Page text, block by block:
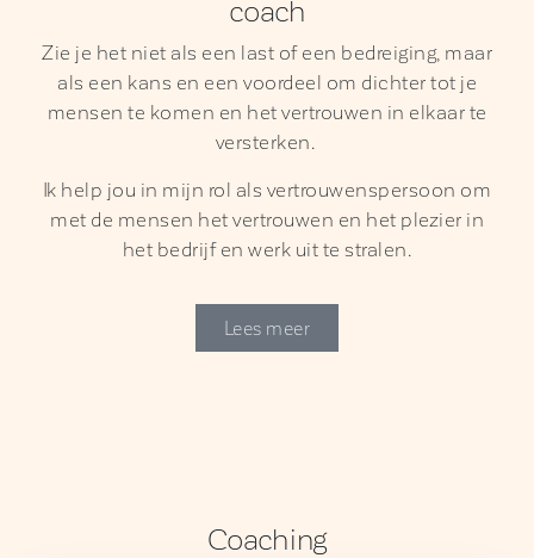
coach
Zie je het niet als een last of een bedreiging, maar
als een kans en een voordeel om dichter tot je
mensen te komen en het vertrouwen in elkaar te
versterken.
Ik help jou in mijn rol als vertrouwenspersoon om
met de mensen het vertrouwen en het plezier in
het bedrijf en werk uit te stralen.
Lees meer
Coaching